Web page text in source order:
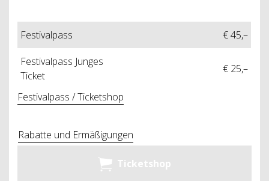
Festivalpass
€ 45,–
Festivalpass Junges
Ticket
€ 25,–
Festivalpass / Ticketshop
Rabatte und Ermäßigungen
Ticketshop